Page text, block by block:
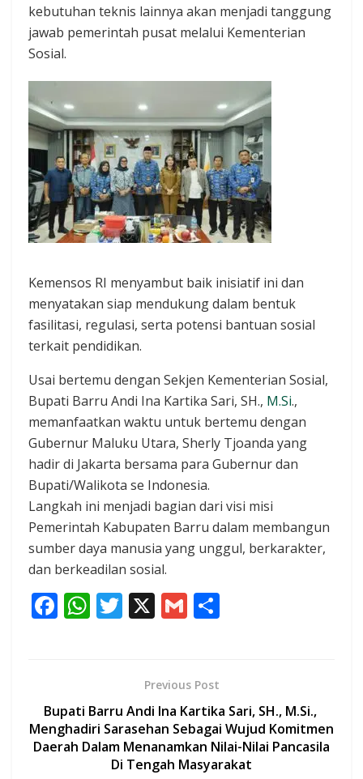
kebutuhan teknis lainnya akan menjadi tanggung
jawab pemerintah pusat melalui Kementerian
Sosial.
Kemensos RI menyambut baik inisiatif ini dan
menyatakan siap mendukung dalam bentuk
fasilitasi, regulasi, serta potensi bantuan sosial
terkait pendidikan.
Usai bertemu dengan Sekjen Kementerian Sosial,
Bupati Barru Andi Ina Kartika Sari, SH., M.Si.,
memanfaatkan waktu untuk bertemu dengan
Gubernur Maluku Utara, Sherly Tjoanda yang
hadir di Jakarta bersama para Gubernur dan
Bupati/Walikota se Indonesia.
Langkah ini menjadi bagian dari visi misi
Pemerintah Kabupaten Barru dalam membangun
sumber daya manusia yang unggul, berkarakter,
dan berkeadilan sosial.
F
o
o
k
W
A
p
p
T
er
X G
l
Previous Post
Bupati Barru Andi Ina Kartika Sari, SH., M.Si.,
Menghadiri Sarasehan Sebagai Wujud Komitmen
Daerah Dalam Menanamkan Nilai-Nilai Pancasila
Di Tengah Masyarakat